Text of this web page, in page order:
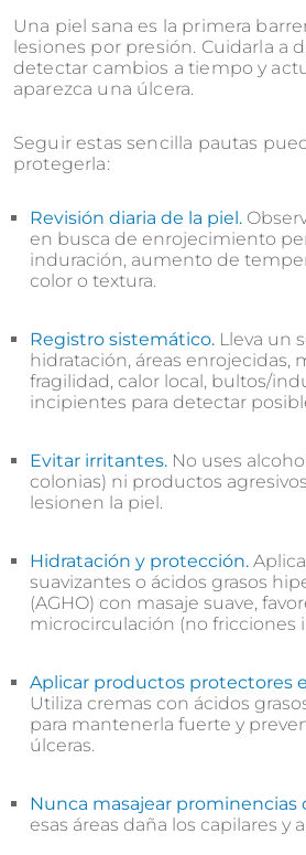
Una piel sana es la primera
lesiones por presión. Cuidarla a
detectar cambios a tiempo y
aparezca una úlcera.
Seguir estas sencilla pautas
protegerla:
Revisión diaria de la piel.
en busca de enrojecimiento
induración, aumento de
color o textura.
Registro sistemático. Lleva un
hidratación, áreas enrojecidas,
fragilidad, calor local, bultos/
incipientes para detectar
Evitar irritantes. No uses
colonias) ni productos
lesionen la piel.
Hidratación y protección.
suavizantes o ácidos grasos
(AGHO) con masaje suave,
microcirculación (no fricciones
Aplicar productos protectores
Utiliza cremas con ácidos
para mantenerla fuerte y
úlceras.
Nunca masajear prominencias
esas áreas daña los capilares y